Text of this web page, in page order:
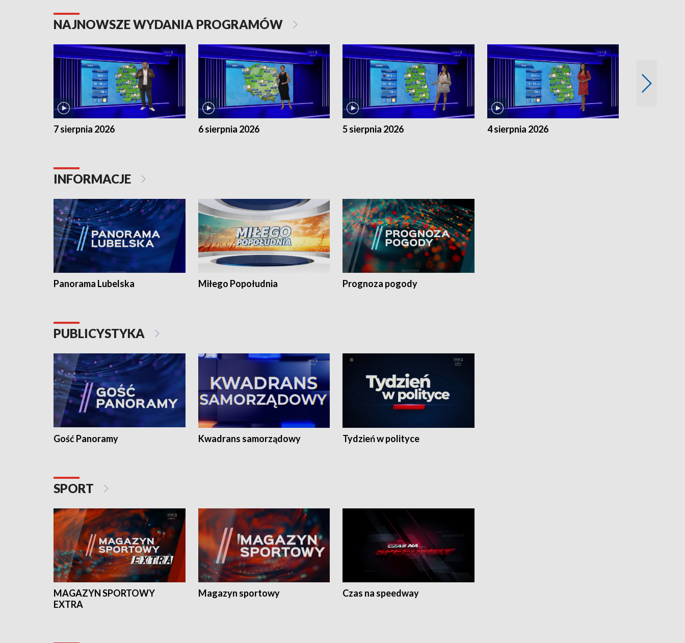
NAJNOWSZE WYDANIA PROGRAMÓW
7 sierpnia 2026 6 sierpnia 2026 5 sierpnia 2026 4 sierpnia 2026
INFORMACJE
Panorama Lubelska Miłego Popołudnia Prognoza pogody
PUBLICYSTYKA
Gość Panoramy Kwadrans samorządowy Tydzień w polityce
SPORT
MAGAZYN SPORTOWY
EXTRA
Magazyn sportowy Czas na speedway